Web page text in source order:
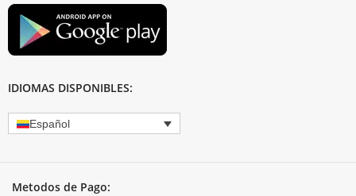
IDIOMAS DISPONIBLES:
Español
Metodos de Pago: